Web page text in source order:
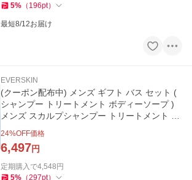
5% （ 196pt）
最短8/12お届け
EVERSKIN
(クーポン配布中) メンズ ギフト バス セット (
シャンプー トリートメント ボディーソープ )
メンズ スカルプシャンプー トリートメント ボ
ディケア
24%OFF価格
6,497円
定期購入で4,548 円
5% （297pt）